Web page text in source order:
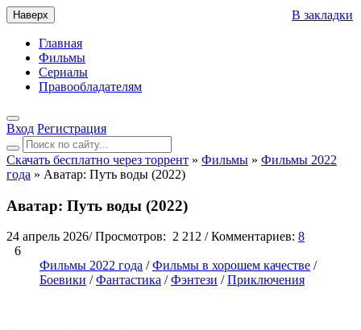
Наверх
Главная
Фильмы
Сериалы
Правообладателям
Вход Регистрация
Скачать бесплатно через торрент » Фильмы » Фильмы 2022
года » Аватар: Путь воды (2022)
Аватар: Путь воды (2022)
В закладки
24 апрель 2026/ Просмотров: 2 212 / Комментариев: 8
6
Фильмы 2022 года /Фильмы в хорошем качестве /
Боевики /Фантастика /Фэнтези /Приключения